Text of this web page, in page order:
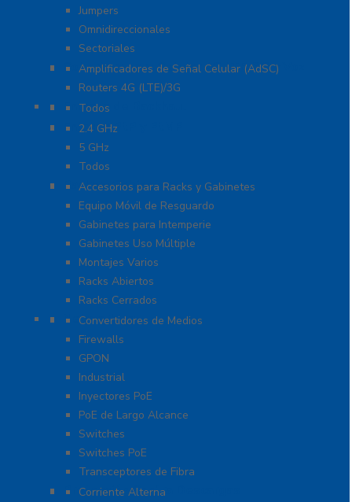
Jumpers
Omnidireccionales
Sectoriales
Cobertura para Celular 4G LTE, 3G y Voz
Amplificadores de Señal Celular (AdSC)
Routers 4G (LTE)/3G
Enlaces de Backhaul
Todos
Enlaces PtP y PtMP
2.4 GHz
5 GHz
Todos
Racks y Gabinetes
Accesorios para Racks y Gabinetes
Equipo Móvil de Resguardo
Gabinetes para Intemperie
Gabinetes Uso Múltiple
Montajes Varios
Racks Abiertos
Racks Cerrados
Networking
Convertidores de Medios
Firewalls
GPON
Industrial
Inyectores PoE
PoE de Largo Alcance
Switches
Switches PoE
Transceptores de Fibra
Protección Contra Descargas
Corriente Alterna